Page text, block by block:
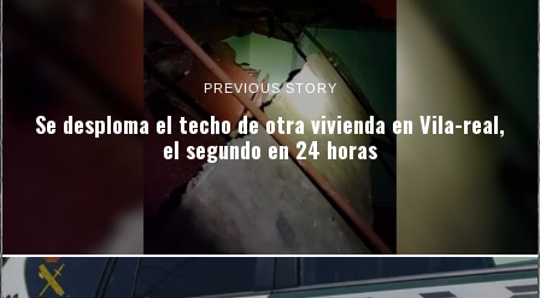
PREVIOUS STORY
Se desploma el techo de otra vivienda en Vila-real,
el segundo en 24 horas